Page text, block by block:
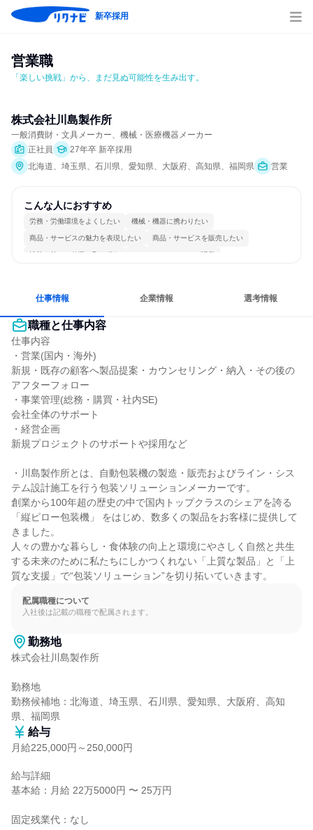
新卒採用
営業職
「楽しい挑戦」から、まだ見ぬ可能性を生み出す。
株式会社川島製作所
一般消費財・文具メーカー、機械・医療機器メーカー
正社員
27年卒 新卒採用
北海道、埼玉県、石川県、愛知県、大阪府、高知県、福岡県
営業
こんな人におすすめ
労務・労働環境をよくしたい 機械・機器に携わりたい
商品・サービスの魅力を表現したい 商品・サービスを販売したい
情熱を持って仕事に取り組む コミュニケーションが活発
仕事情報 企業情報 選考情報
職種と仕事内容
仕事内容
・営業(国内・海外)
新規・既存の顧客へ製品提案・カウンセリング・納入・その後の
アフターフォロー
・事業管理(総務・購買・社内SE)
会社全体のサポート
・経営企画
新規プロジェクトのサポートや採用など
・川島製作所とは、自動包装機の製造・販売およびライン・シス
テム設計施工を行う包装ソリューションメーカーです。
創業から100年超の歴史の中で国内トップクラスのシェアを誇る
「縦ピロー包装機」 をはじめ、数多くの製品をお客様に提供して
きました。
人々の豊かな暮らし・食体験の向上と環境にやさしく自然と共生
する未来のために私たちにしかつくれない「上質な製品」と「上
質な支援」で“包装ソリューション”を切り拓いていきます。
配属職種について
入社後は記載の職種で配属されます。
勤務地
株式会社川島製作所
勤務地
勤務候補地：北海道、埼玉県、石川県、愛知県、大阪府、高知
県、福岡県
給与
月給225,000円～250,000円
給与詳細
基本給：月給 22万5000円 〜 25万円
固定残業代：なし